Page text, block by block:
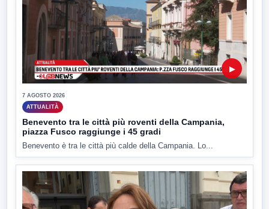
▶
7 AGOSTO 2026
ATTUALITÀ
Benevento tra le città più roventi della Campania,
piazza Fusco raggiunge i 45 gradi
Benevento è tra le città più calde della Campania. Lo...